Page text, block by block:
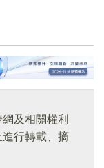
及相關權利
進行轉載、摘